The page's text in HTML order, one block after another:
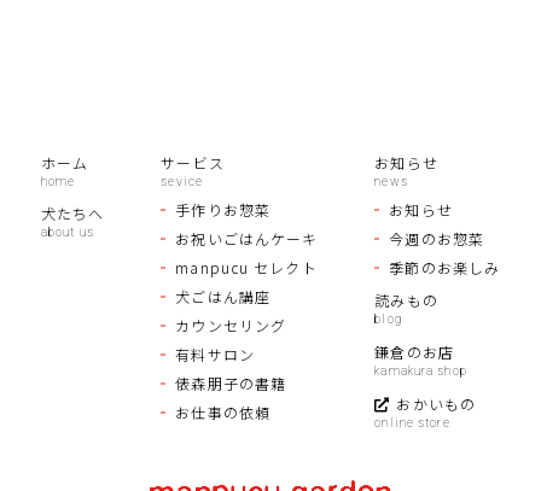
ホーム
犬たちへ
サービス
手作りお惣菜
お祝いごはんケーキ
manpucu セレクト
犬ごはん講座
カウンセリング
有料サロン
俵森朋子の書籍
お仕事の依頼
お知らせ
お知らせ
今週のお惣菜
季節のお楽しみ
読みもの
鎌倉のお店
おかいもの